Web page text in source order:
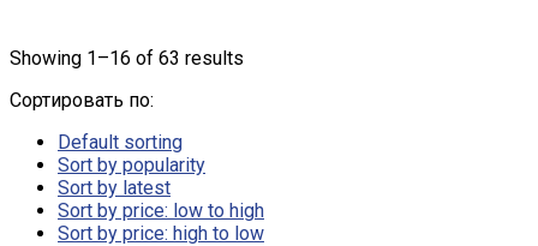
Showing 1–16 of 63 results
Сортировать по:
Default sorting
Sort by popularity
Sort by latest
Sort by price: low to high
Sort by price: high to low